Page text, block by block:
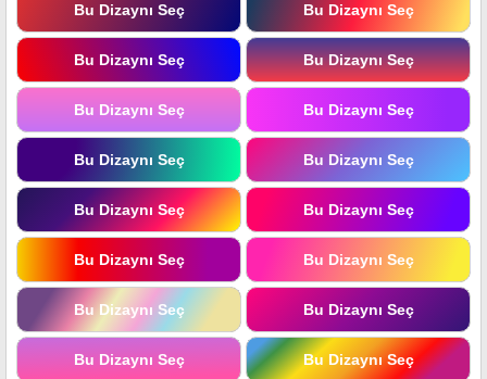
Bu Dizaynı Seç Bu Dizaynı Seç
Bu Dizaynı Seç Bu Dizaynı Seç
Bu Dizaynı Seç Bu Dizaynı Seç
Bu Dizaynı Seç Bu Dizaynı Seç
Bu Dizaynı Seç Bu Dizaynı Seç
Bu Dizaynı Seç Bu Dizaynı Seç
Bu Dizaynı Seç Bu Dizaynı Seç
Bu Dizaynı Seç Bu Dizaynı Seç